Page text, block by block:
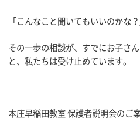
「こんなこと聞いてもいいのかな
その一歩の相談が、すでにお子さ
と、私たちは受け止めています。
本庄早稲田教室 保護者説明会のご